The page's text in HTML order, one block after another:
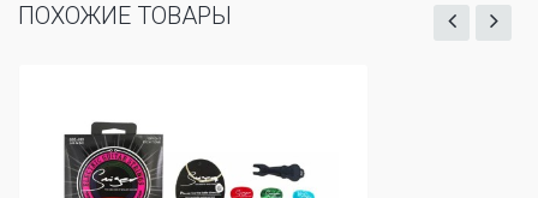
ПОХОЖИЕ ТОВАРЫ